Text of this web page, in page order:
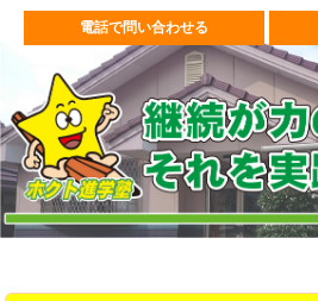
電話で問い合わせる